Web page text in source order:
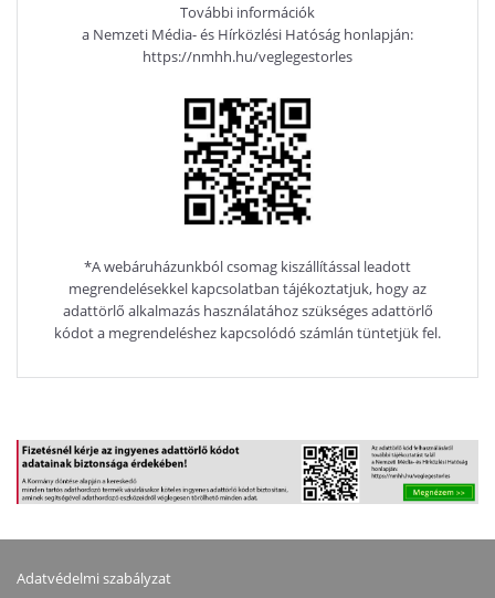
További információk
a Nemzeti Média- és Hírközlési Hatóság honlapján:
https://nmhh.hu/veglegestorles
*A webáruházunkból csomag kiszállítással leadott
megrendelésekkel kapcsolatban tájékoztatjuk, hogy az
adattörlő alkalmazás használatához szükséges adattörlő
kódot a megrendeléshez kapcsolódó számlán tüntetjük fel.
Adatvédelmi szabályzat